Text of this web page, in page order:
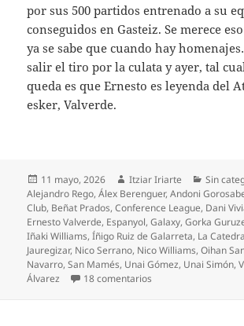
por sus 500 partidos entrenado a su
conseguidos en Gasteiz. Se merece
ya se sabe que cuando hay
salir el tiro por la culata y ayer, tal
queda es que Ernesto es leyenda del
esker, Valverde.
Publicado
el
11 mayo, 2026 Autor
Itziar Iriarte Sin
Alejandro Rego,Álex Berenguer,Andoni
Club, Beñat Prados,Conference League, Dani
Ernesto Valverde, Espanyol,Galaxy,Gorka
Iñaki Williams,Íñigo Ruiz de Galarreta, La
Jauregizar, Nico Serrano, Nico Williams,Oihan
Navarro,San Mamés, Unai Gómez, Unai Simón,
Álvarez
18 comentarios